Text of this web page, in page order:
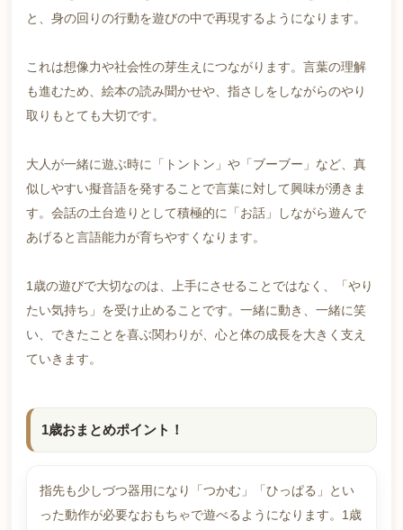
と、身の回りの行動を遊びの中で再現するようになります。
これは想像力や社会性の芽生えにつながります。言葉の理解
も進むため、絵本の読み聞かせや、指さしをしながらのやり
取りもとても大切です。
大人が一緒に遊ぶ時に「トントン」や「ブーブー」など、真
似しやすい擬音語を発することで言葉に対して興味が湧きま
す。会話の土台造りとして積極的に「お話」しながら遊んで
あげると言語能力が育ちやすくなります。
1歳の遊びで大切なのは、上手にさせることではなく、「やり
たい気持ち」を受け止めることです。一緒に動き、一緒に笑
い、できたことを喜ぶ関わりが、心と体の成長を大きく支え
ていきます。
1歳おまとめポイント！
指先も少しづつ器用になり「つかむ」「ひっぱる」とい
った動作が必要なおもちゃで遊べるようになります。1歳